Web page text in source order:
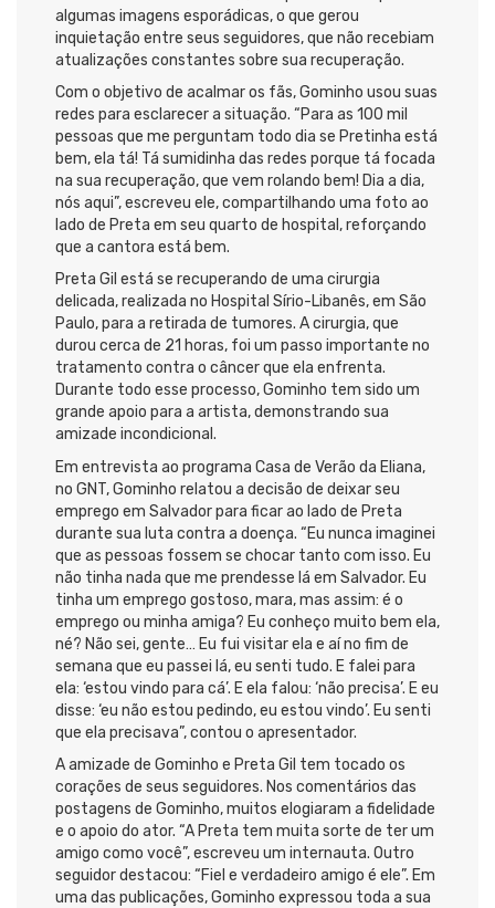
algumas imagens esporádicas, o que gerou
inquietação entre seus seguidores, que não recebiam
atualizações constantes sobre sua recuperação.
Com o objetivo de acalmar os fãs, Gominho usou suas
redes para esclarecer a situação. “Para as 100 mil
pessoas que me perguntam todo dia se Pretinha está
bem, ela tá! Tá sumidinha das redes porque tá focada
na sua recuperação, que vem rolando bem! Dia a dia,
nós aqui”, escreveu ele, compartilhando uma foto ao
lado de Preta em seu quarto de hospital, reforçando
que a cantora está bem.
Preta Gil está se recuperando de uma cirurgia
delicada, realizada no Hospital Sírio-Libanês, em São
Paulo, para a retirada de tumores. A cirurgia, que
durou cerca de 21 horas, foi um passo importante no
tratamento contra o câncer que ela enfrenta.
Durante todo esse processo, Gominho tem sido um
grande apoio para a artista, demonstrando sua
amizade incondicional.
Em entrevista ao programa Casa de Verão da Eliana,
no GNT, Gominho relatou a decisão de deixar seu
emprego em Salvador para ficar ao lado de Preta
durante sua luta contra a doença. “Eu nunca imaginei
que as pessoas fossem se chocar tanto com isso. Eu
não tinha nada que me prendesse lá em Salvador. Eu
tinha um emprego gostoso, mara, mas assim: é o
emprego ou minha amiga? Eu conheço muito bem ela,
né? Não sei, gente… Eu fui visitar ela e aí no fim de
semana que eu passei lá, eu senti tudo. E falei para
ela: ‘estou vindo para cá’. E ela falou: ‘não precisa’. E eu
disse: ‘eu não estou pedindo, eu estou vindo’. Eu senti
que ela precisava”, contou o apresentador.
A amizade de Gominho e Preta Gil tem tocado os
corações de seus seguidores. Nos comentários das
postagens de Gominho, muitos elogiaram a fidelidade
e o apoio do ator. “A Preta tem muita sorte de ter um
amigo como você”, escreveu um internauta. Outro
seguidor destacou: “Fiel e verdadeiro amigo é ele”. Em
uma das publicações, Gominho expressou toda a sua